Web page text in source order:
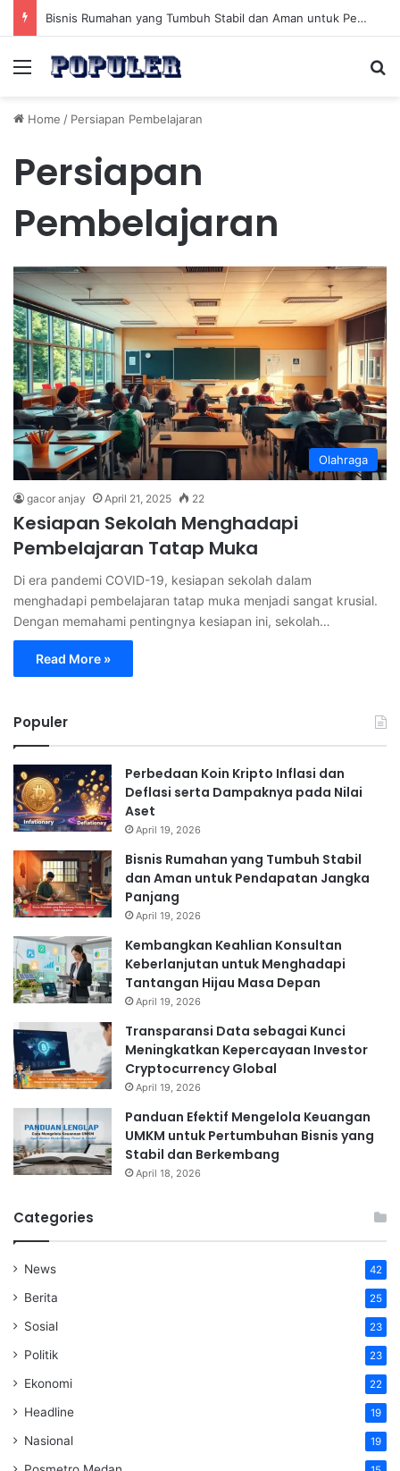
Bisnis Rumahan yang Tumbuh Stabil dan Aman untuk Pendapatan Jangka Panjang
Menu
Home / Persiapan Pembelajaran
Persiapan
Pembelajaran
Olahraga
gacor anjay April 21, 2025 22
Kesiapan Sekolah Menghadapi
Pembelajaran Tatap Muka
Di era pandemi COVID-19, kesiapan sekolah dalam
menghadapi pembelajaran tatap muka menjadi sangat krusial.
Dengan memahami pentingnya kesiapan ini, sekolah…
Read More »
Populer
Perbedaan Koin Kripto Inflasi dan
Deflasi serta Dampaknya pada Nilai
Aset
April 19, 2026
Bisnis Rumahan yang Tumbuh Stabil
dan Aman untuk Pendapatan Jangka
Panjang
April 19, 2026
Kembangkan Keahlian Konsultan
Keberlanjutan untuk Menghadapi
Tantangan Hijau Masa Depan
April 19, 2026
Transparansi Data sebagai Kunci
Meningkatkan Kepercayaan Investor
Cryptocurrency Global
April 19, 2026
Panduan Efektif Mengelola Keuangan
UMKM untuk Pertumbuhan Bisnis yang
Stabil dan Berkembang
April 18, 2026
Categories
News 42
Berita 25
Sosial 23
Politik 23
Ekonomi 22
Headline 19
Nasional 19